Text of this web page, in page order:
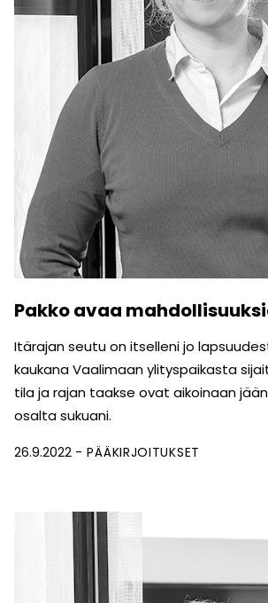
Pakko avaa
Itärajan seutu on itselleni jo
kaukana Vaalimaan ylityspaikasta
tila ja rajan taakse ovat aikoinaan
osalta sukuani.
26.9.2022 PÄÄKIRJOITUKSET